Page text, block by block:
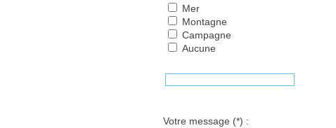
Mer
Montagne
Campagne
Aucune
Votre message (*) :